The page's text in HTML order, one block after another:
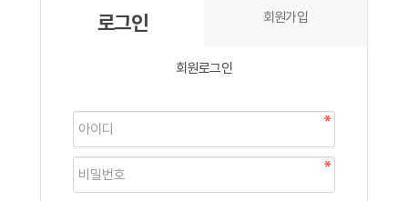
로그인 회원가입
회원로그인